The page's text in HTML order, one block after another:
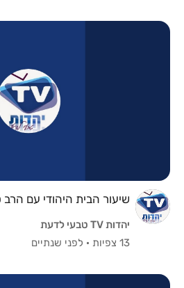
שיעור הבית היהודי עם
יהדות TV טבעי לדעת
13 צפיות
· לפני שנתיים